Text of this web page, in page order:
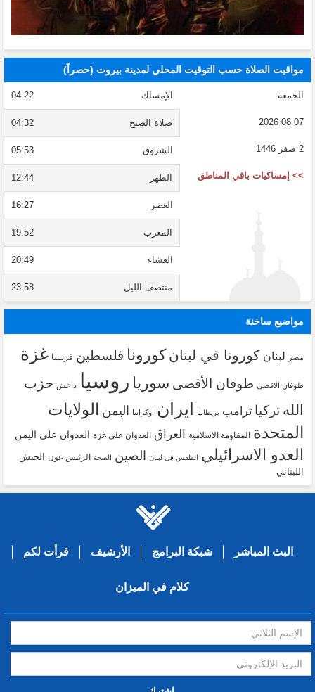
مواقيت الصلاة حسب التوقيت المحلي لمدينة بيروت (حصراً)
الجمعة
07 08 2026
2 صفر 1446
>> إمساكيات باقي المناطق
الإمساك 04:22
صلاة الصبح 04:32
الشروق 05:53
الظهر 12:44
العصر 16:27
المغرب 19:52
العشاء 20:49
منتصف الليل 23:58
مواضيع ساخنة
مصر لبنان كورونا في لبنانكورونا فلسطين فرنسا غزة
طوفان الاقصى طوفان الأقصى سوريا روسيا داعش حزب
الله تركيا ترامب بريطانيا ايران اوكرانيا اليمن الولايات
المتحدة المقاومة الاسلامية العراق العدوان على غزة العدوان على اليمن
العدو الاسرائيلي الطقس في لبنان الصين الصحة الرئيس عون الجيش
اللبناني
البث المباشر شبكة البرامج الأرشيف قرأت لكم
كلام في الميزان